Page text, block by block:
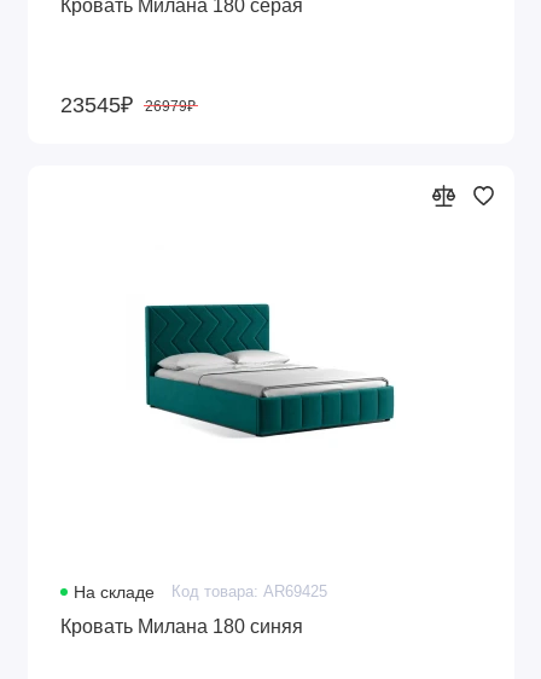
Кровать Милана 180 серая
23545₽ 26979₽
На складе Код товара: AR69425
Кровать Милана 180 синяя